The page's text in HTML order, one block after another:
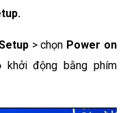
> chọn Power on
động bằng phím